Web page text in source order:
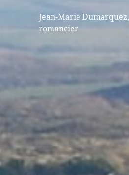
Jean-Marie Dumarquez,
romancier